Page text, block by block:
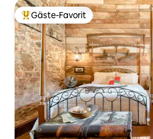
Beliebter Gäste-Favorit.
Gäste-Favorit